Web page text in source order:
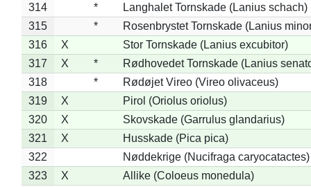
314
*
Langhalet Tornskade (Lanius schach)
315
*
Rosenbrystet Tornskade (Lanius
316
X
Stor Tornskade (Lanius excubitor)
317
X *
Rødhovedet Tornskade (Lanius
318
*
Rødøjet Vireo (Vireo olivaceus)
319
X
Pirol (Oriolus oriolus)
320
X
Skovskade (Garrulus glandarius)
321
X
Husskade (Pica pica)
322
Nøddekrige (Nucifraga caryocatactes)
323
X
Allike (Coloeus monedula)